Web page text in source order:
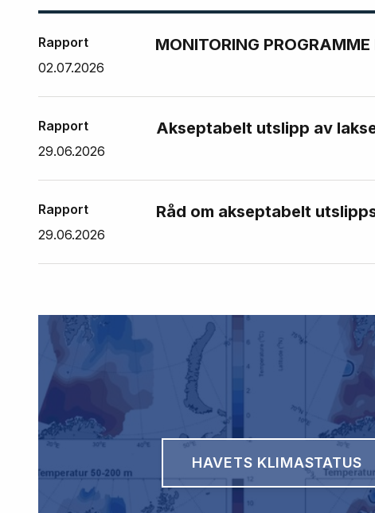
Rapport
02.07.2026
MONITORING PROGRAMME
Rapport
29.06.2026
Akseptabelt utslipp av
Rapport
29.06.2026
Råd om akseptabelt
HAVETS KLIMASTATUS